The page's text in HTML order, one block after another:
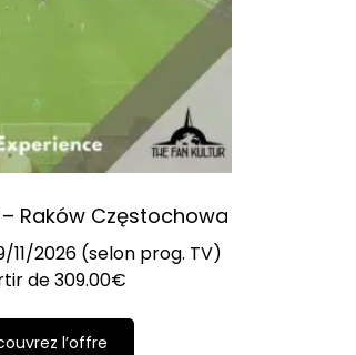
Raków Częstochowa
11/2026 (selon prog. TV)
de309.00€
l’offre